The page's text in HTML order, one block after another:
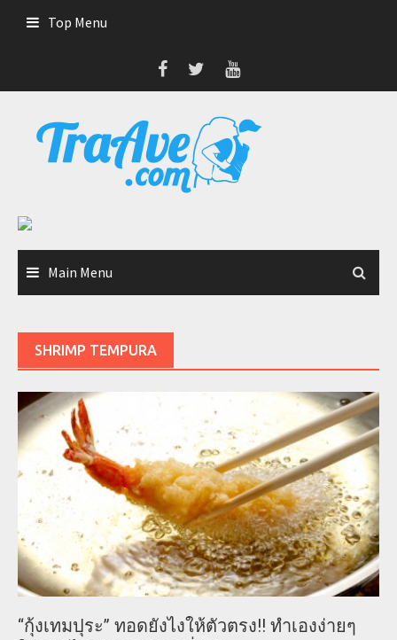
Top Menu
Main Menu
SHRIMP TEMPURA
“กุ้งเทมปุระ” ทอดยังไงให้ตัวตรง!! ทำเองง่ายๆ